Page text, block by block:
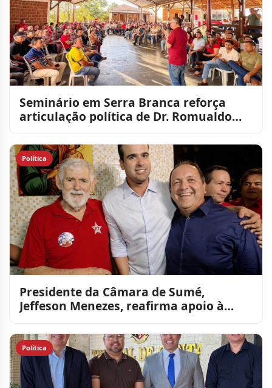
Seminário em Serra Branca reforça
articulação política de Dr. Romualdo
Política
Presidente da Câmara de Sumé,
Jeffeson Menezes, reafirma apoio à
Política